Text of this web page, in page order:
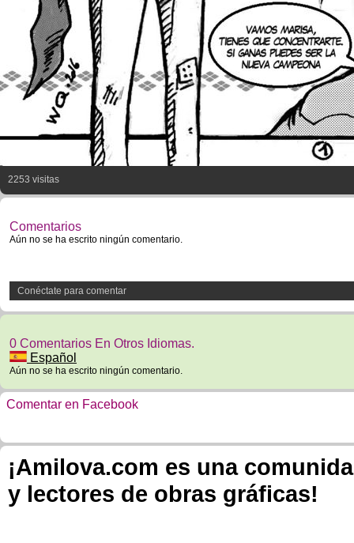
2253 visitas
Comentarios
Aún no se ha escrito ningún comentario.
Conéctate para comentar
0 Comentarios En Otros Idiomas.
Español
Aún no se ha escrito ningún comentario.
Comentar en Facebook
¡Amilova.com es una
y lectores de obras gráficas!